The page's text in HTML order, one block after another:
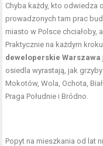
Chyba każdy, kto odwiedza
prowadzonych tam prac
miasto w Polsce chciałoby,
Praktycznie na każdym
deweloperskie Warszawa
osiedla wyrastają, jak
Mokotów, Wola, Ochota,
Praga Południe i Bródno.
Popyt na mieszkania od lat